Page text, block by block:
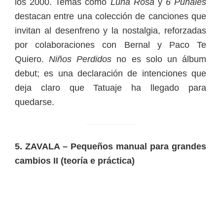
los 2000. Temas como Luna Rosay 6 Puñales
destacan entre una colección de canciones que
invitan al desenfreno y la nostalgia, reforzadas
por colaboraciones con Bernal y Paco Te
Quiero.Niños Perdidos no es solo un álbum
debut; es una declaración de intenciones que
deja claro que Tatuaje ha llegado para
quedarse.
5. ZAVALA – Pequeños manual para grandes
cambios II (teoría e práctica)